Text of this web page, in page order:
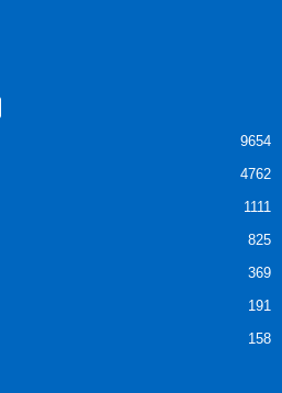
9654
4762
1111
825
369
191
158